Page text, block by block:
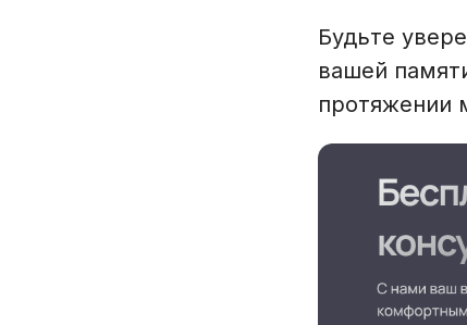
Будьте
вашей
протяжении